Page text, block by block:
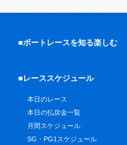
■ボートレースを知る楽しむ
■レーススケジュール
本日のレース
本日の払戻金一覧
月間スケジュール
SG・PG1スケジュール